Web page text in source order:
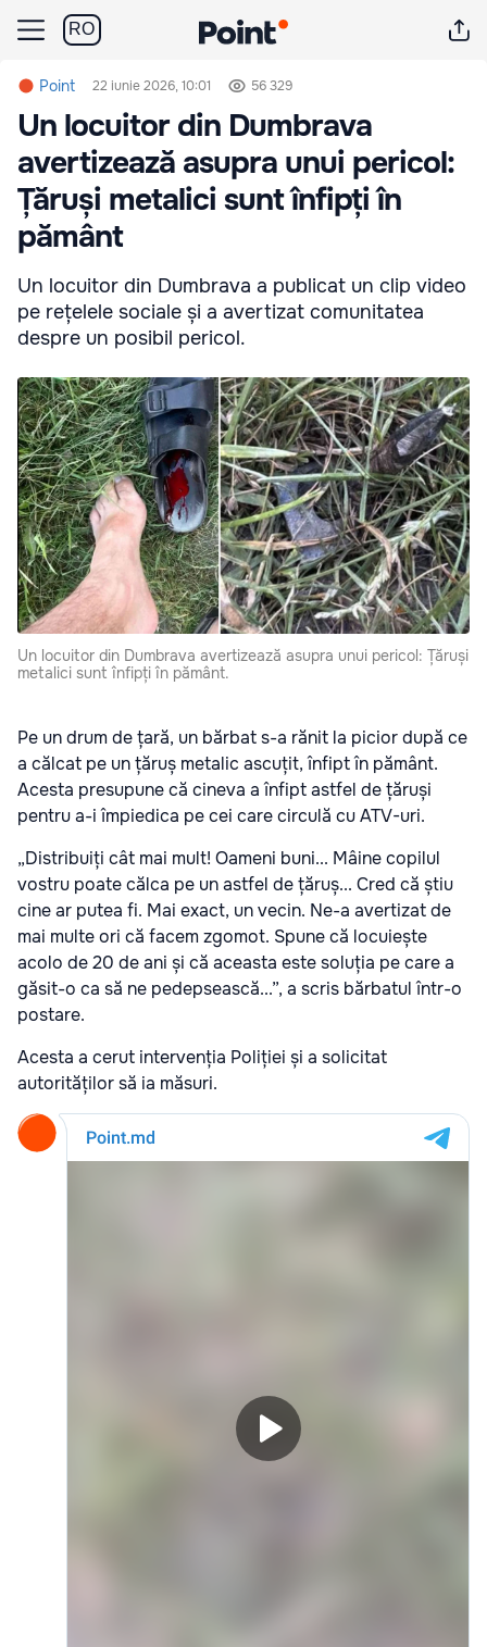
RO
Point 22 iunie 2026, 10:01 56 329
Un locuitor din Dumbrava
avertizează asupra unui pericol:
Țăruși metalici sunt înfipți în
pământ
Un locuitor din Dumbrava a publicat un clip video
pe rețelele sociale și a avertizat comunitatea
despre un posibil pericol.
Un locuitor din Dumbrava avertizează asupra unui pericol: Țăruși
metalici sunt înfipți în pământ.
Pe un drum de țară, un bărbat s-a rănit la picior după ce
a călcat pe un țăruș metalic ascuțit, înfipt în pământ.
Acesta presupune că cineva a înfipt astfel de țăruși
pentru a-i împiedica pe cei care circulă cu ATV-uri.
„Distribuiți cât mai mult! Oameni buni... Mâine copilul
vostru poate călca pe un astfel de țăruș... Cred că știu
cine ar putea fi. Mai exact, un vecin. Ne-a avertizat de
mai multe ori că facem zgomot. Spune că locuiește
acolo de 20 de ani și că aceasta este soluția pe care a
găsit-o ca să ne pedepsească...”, a scris bărbatul într-o
postare.
Acesta a cerut intervenția Poliției și a solicitat
autorităților să ia măsuri.